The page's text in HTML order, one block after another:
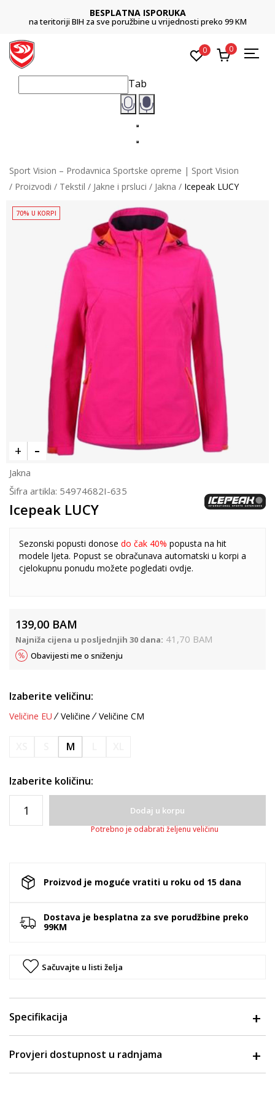
BESPLATNA ISPORUKA
na teritoriji BIH za sve poružbine u vrijednosti preko 99 KM
0 0
Tab
Sport Vision – Prodavnica Sportske opreme | Sport Vision
Proizvodi
Tekstil Jakne i prsluci Jakna Icepeak LUCY
70% U KORPI
Jakna
Šifra artikla: 54974682I-635
Icepeak LUCY
Sezonski popusti donose do čak 40% popusta na hit
modele ljeta. Popust se obračunava automatski u korpi a
cjelokupnu ponudu možete pogledati ovdje.
139,00 BAM
Najniža cijena u posljednjih 30 dana: 41,70 BAM
Obavijesti me o sniženju
Izaberite veličinu:
Veličine EU Veličine Veličine CM
M
Izaberite količinu:
Dodaj u korpu
Potrebno je odabrati željenu veličinu
Proizvod je moguće vratiti u roku od 15 dana
Dostava je besplatna za sve porudžbine preko
99KM
Sačuvajte u listi želja
Specifikacija
Provjeri dostupnost u radnjama